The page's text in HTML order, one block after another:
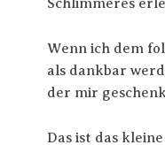
Wenn ich dem
als dankbar
der mir
Das ist das